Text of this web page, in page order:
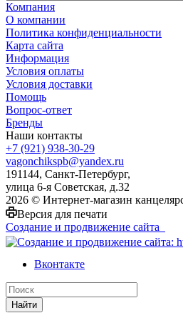
Компания
О компании
Политика конфиденциальности
Карта сайта
Информация
Условия оплаты
Условия доставки
Помощь
Вопрос-ответ
Бренды
Наши контакты
+7 (921) 938-30-29
vagonchikspb@yandex.ru
191144, Санкт-Петербург,
улица 6-я Советская, д.32
2026 © Интернет-магазин
Версия для печати
Создание и продвижение сайта
Вконтакте
Найти